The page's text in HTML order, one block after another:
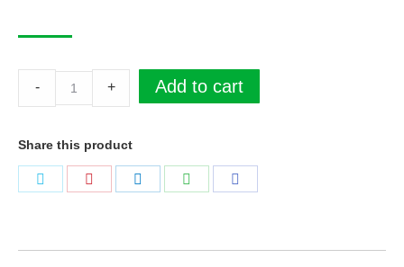
ploča
ST10
Sonnenberg
x
- + Add to cart
Share this product